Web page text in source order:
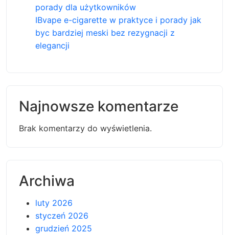
porady dla użytkowników
IBvape e-cigarette w praktyce i porady jak
byc bardziej meski bez rezygnacji z
elegancji
Najnowsze komentarze
Brak komentarzy do wyświetlenia.
Archiwa
luty 2026
styczeń 2026
grudzień 2025